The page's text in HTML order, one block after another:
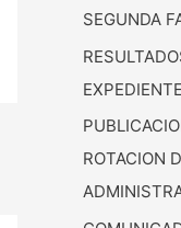
SEGUNDA
ROTACION